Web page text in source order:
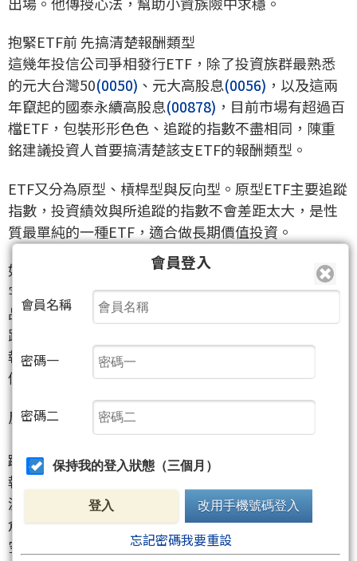
抱緊ETF前 先搞清楚報酬類型
這幾年投信公司爭相發行ETF，除了投資族群最熟悉
的元大台灣50(0050) 、元大高股息(0056) ，以及這兩
年竄起的國泰永續高股息(00878) ，目前市場有超過百
檔ETF，包裝形形色色、追蹤的指數不盡相同，陳重
銘建議投資人首要搞清楚該支ETF的報酬類型。
ETF又分為原型、槓桿型與反向型。原型ETF主要追蹤
指數，投資績效與所追蹤的指數不會差距太大，是性
質最單純的一種ETF，適合做長期價值投資。
如果你看到該支ETF名稱內有「正２」、「正３」等
字眼，就屬於槓桿型ETF，這類ETF屬於衍生性金融產
品，透過槓桿來放大獲利，投資績效是追蹤指數的漲
跌倍數，例如追蹤的標的上漲一點，「正２」的ETF
報酬就會增加二倍，風險較高，僅適合短期操作、賺
價差。
反向型ETF通常名稱內會有「Ｒ」或是「反１」、
「反２」等字眼，是看空市場的ETF，投資績效是追
蹤指數漲跌的反向，當追蹤標的跌一點，「反１」的
報酬就會上升一點。陳重銘表示反向型ETF只適合短
波段操作，不適合長期持有，因為收益很容易被「轉
倉成本」吃掉，建議投資人可以在台股高點、趨勢走
空的時候，配置一些反向型ETF來進行風險分散。
會員登入
會員名稱
密碼一
密碼二
保持我的登入狀態（三個月）
登入 改用手機號碼登入
忘記密碼我要重設